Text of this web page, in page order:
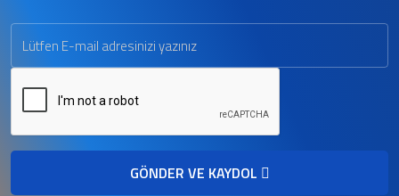
GÖNDER VE KAYDOL